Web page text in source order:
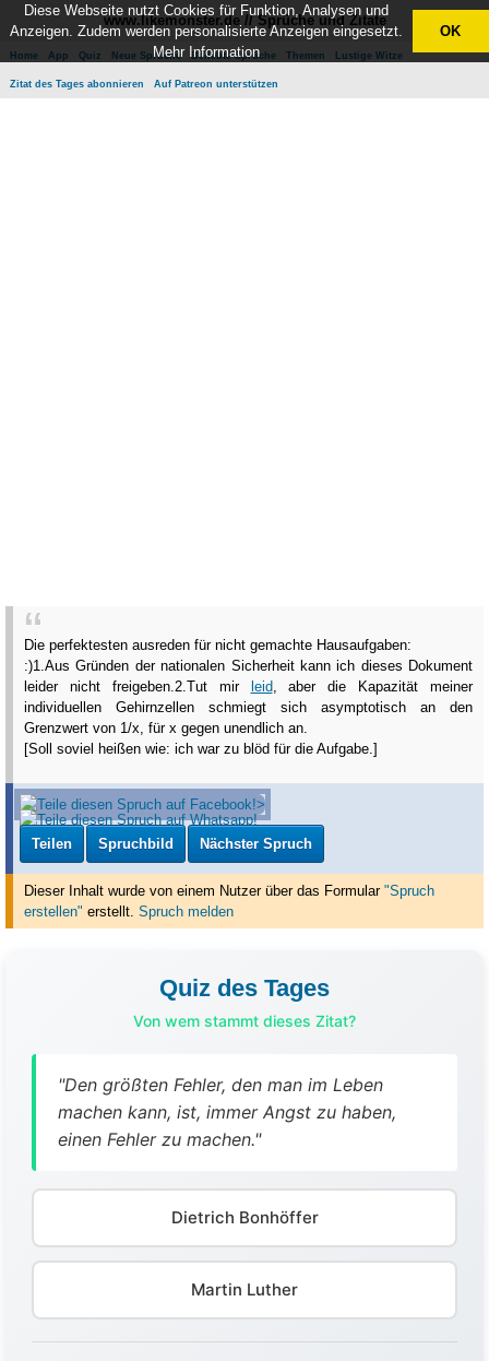
www.likemonster.de // Sprüche und Zitate
Home App Quiz Neue Sprüche Beliebte Sprüche Themen Lustige Witze
Zitat des Tages abonnieren Auf Patreon unterstützen
Die perfektesten ausreden für nicht gemachte Hausaufgaben:
:)1.Aus Gründen der nationalen Sicherheit kann ich dieses Dokument
leider nicht freigeben.2.Tut mir leid, aber die Kapazität meiner
individuellen Gehirnzellen schmiegt sich asymptotisch an den
Grenzwert von 1/x, für x gegen unendlich an.
[Soll soviel heißen wie: ich war zu blöd für die Aufgabe.]
Teilen Spruchbild Nächster Spruch
Dieser Inhalt wurde von einem Nutzer über das Formular "Spruch
erstellen" erstellt. Spruch melden
Quiz des Tages
Von wem stammt dieses Zitat?
"Den größten Fehler, den man im Leben
machen kann, ist, immer Angst zu haben,
einen Fehler zu machen."
Dietrich Bonhöffer
Martin Luther
Diese Webseite nutzt Cookies für Funktion, Analysen und
Anzeigen. Zudem werden personalisierte Anzeigen eingesetzt.
Mehr Information
OK